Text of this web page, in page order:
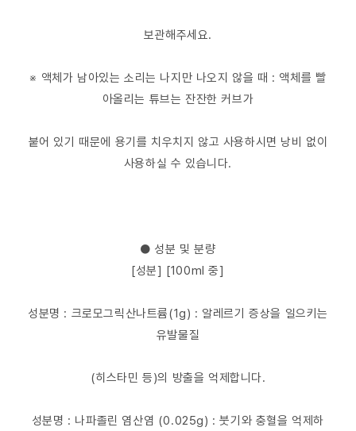
보관해주세요.
※ 액체가 남아있는 소리는 나지만 나오지 않을 때 : 액체를 빨
아올리는 튜브는 잔잔한 커브가
붙어 있기 때문에 용기를 치우치지 않고 사용하시면 낭비 없이
사용하실 수 있습니다.
● 성분 및 분량
[성분] [100ml 중]
성분명 : 크로모그릭산나트륨(1g) : 알레르기 증상을 일으키는
유발물질
(히스타민 등)의 방출을 억제합니다.
성분명 : 나파졸린 염산염 (0.025g) : 붓기와 충혈을 억제하